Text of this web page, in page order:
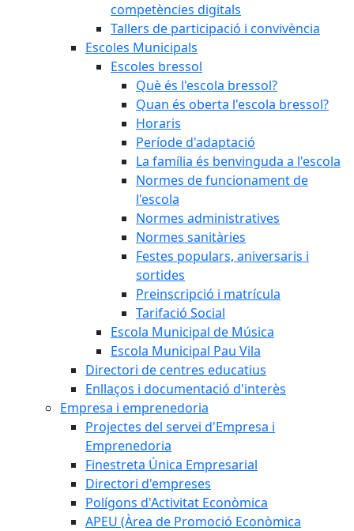
competències digitals
Tallers de participació i convivència
Escoles Municipals
Escoles bressol
Què és l'escola bressol?
Quan és oberta l'escola bressol?
Horaris
Període d'adaptació
La família és benvinguda a l'escola
Normes de funcionament de
l'escola
Normes administratives
Normes sanitàries
Festes populars, aniversaris i
sortides
Preinscripció i matrícula
Tarifació Social
Escola Municipal de Música
Escola Municipal Pau Vila
Directori de centres educatius
Enllaços i documentació d'interès
Empresa i emprenedoria
Projectes del servei d'Empresa i
Emprenedoria
Finestreta Única Empresarial
Directori d'empreses
Polígons d'Activitat Econòmica
APEU (Àrea de Promoció Econòmica